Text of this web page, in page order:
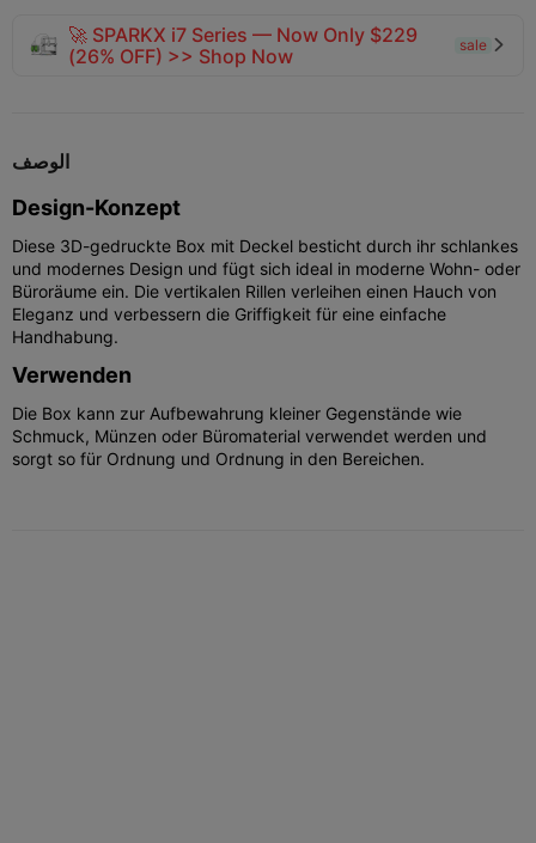
🚀 SPARKX i7 Series — Now Only $229
(26% OFF) >> Shop Now
sale 
الوصف
Design-Konzept
Diese 3D-gedruckte Box mit Deckel besticht durch ihr schlankes
und modernes Design und fügt sich ideal in moderne Wohn- oder
Büroräume ein. Die vertikalen Rillen verleihen einen Hauch von
Eleganz und verbessern die Griffigkeit für eine einfache
Handhabung.
Verwenden
Die Box kann zur Aufbewahrung kleiner Gegenstände wie
Schmuck, Münzen oder Büromaterial verwendet werden und
sorgt so für Ordnung und Ordnung in den Bereichen.